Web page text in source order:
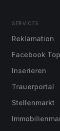
SERVICES
Reklamation
Facebook
Inserieren
Trauerportal
Stellenmarkt